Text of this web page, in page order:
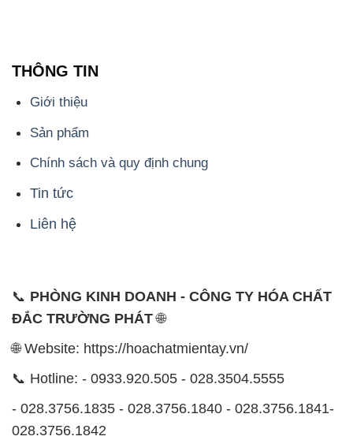
THÔNG TIN
Giới thiệu
Sản phẩm
Chính sách và quy định chung
Tin tức
Liên hệ
📞 PHÒNG KINH DOANH - CÔNG TY HÓA CHẤT
ĐẮC TRƯỜNG PHÁT🌐
🌐 Website: https://hoachatmientay.vn/
📞 Hotline: - 0933.920.505 - 028.3504.5555
- 028.3756.1835 - 028.3756.1840 - 028.3756.1841-
028.3756.1842